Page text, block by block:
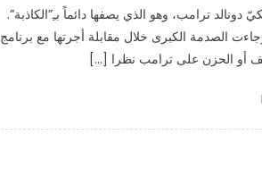
دونالد ترامب، وهو الذي يصفها دائماً بـِ”الكاذبة”.
الصدمة الكبرى خلال مقابلة أجرتها مع برنامج